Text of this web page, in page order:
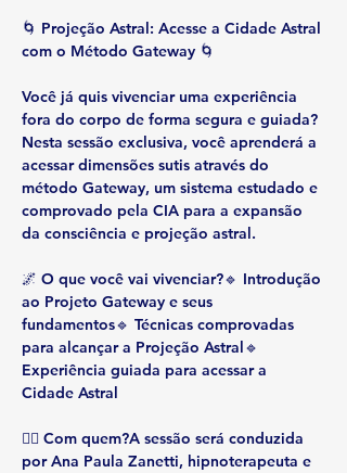
🌀 Projeção Astral: Acesse a Cidade Astral
com o Método Gateway 🌀
Você já quis vivenciar uma experiência
fora do corpo de forma segura e guiada?
Nesta sessão exclusiva, você aprenderá a
acessar dimensões sutis através do
método Gateway, um sistema estudado e
comprovado pela CIA para a expansão
da consciência e projeção astral.
🌌 O que você vai vivenciar?🔹 Introdução
ao Projeto Gateway e seus
fundamentos🔹 Técnicas comprovadas
para alcançar a Projeção Astral🔹
Experiência guiada para acessar a
Cidade Astral
🧘‍♀️ Com quem?A sessão será conduzida
por Ana Paula Zanetti, hipnoterapeuta e